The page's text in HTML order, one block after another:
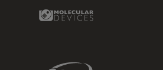
Molecular Devices Link
Sciex Link